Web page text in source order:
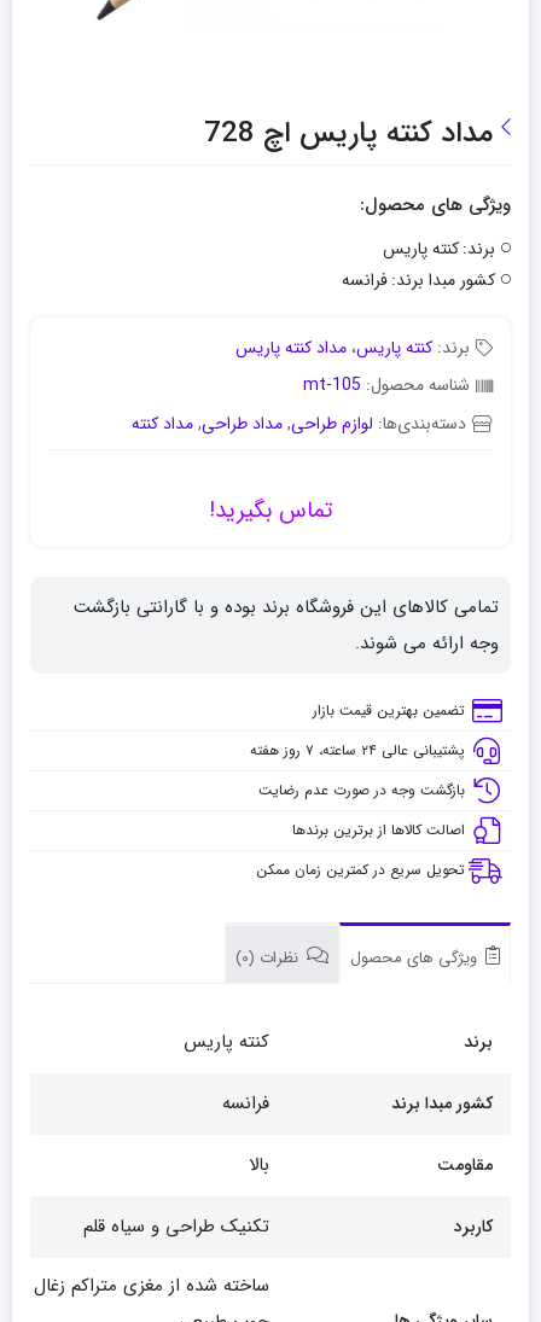
مداد کنته پاریس اچ 728
ویژگی های محصول:
برند:کنته پاریس
کشور مبدا برند:فرانسه
برند: کنته پاریس، مداد کنته پاریس
شناسه محصول: mt-105
دسته‌بندی‌ها: لوازم طراحی,مداد طراحی,مداد کنته
تماس بگیرید!
تمامی کالاهای این فروشگاه برند بوده و با گارانتی بازگشت
وجه ارائه می شوند.
تضمین بهترین قیمت بازار
پشتیبانی عالی ۲۴ ساعته، ۷ روز هفته
بازگشت وجه در صورت عدم رضایت
اصالت کالاها از برترین برندها
تحویل سریع در کمترین زمان ممکن
ویژگی های محصول نظرات (0)
برند کنته پاریس
کشور مبدا برند فرانسه
مقاومت بالا
کاربرد تکنیک طراحی و سیاه قلم
ساخته شده از مغزی متراکم زغال